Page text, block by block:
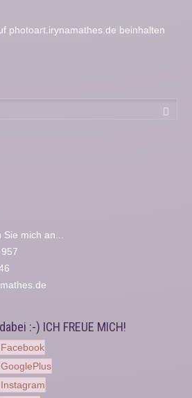
photoart.irynamathes.de beinhalten
mich an...
:-) ICH FREUE MICH!